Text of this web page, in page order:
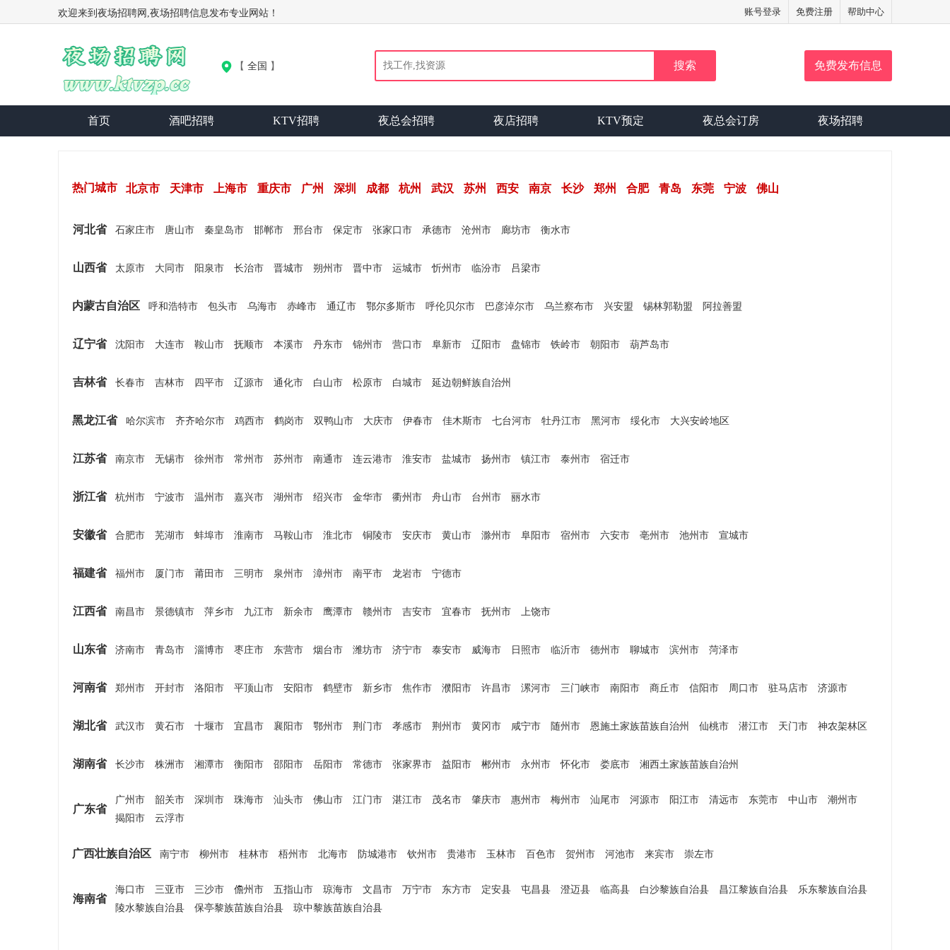
欢迎来到夜场招聘网,夜场招聘信息发布专业网站！ 帮助中心
账号登录 免费注册
【 全国 】 免费发布信息
首页 酒吧招聘 KTV招聘 夜总会招聘 夜店招聘 KTV预定 夜总会订房 夜场招聘
热门城市 北京市 天津市 上海市 重庆市 广州 深圳 成都 杭州 武汉 苏州 西安 南京 长沙 郑州 合肥 青岛 东莞 宁波 佛山
河北省 石家庄市 唐山市 秦皇岛市 邯郸市 邢台市 保定市 张家口市 承德市 沧州市 廊坊市 衡水市
山西省 太原市 大同市 阳泉市 长治市 晋城市 朔州市 晋中市 运城市 忻州市 临汾市 吕梁市
内蒙古自治区 呼和浩特市 包头市 乌海市 赤峰市 通辽市 鄂尔多斯市 呼伦贝尔市 巴彦淖尔市 乌兰察布市 兴安盟 锡林郭勒盟 阿拉善盟
辽宁省 沈阳市 大连市 鞍山市 抚顺市 本溪市 丹东市 锦州市 营口市 阜新市 辽阳市 盘锦市 铁岭市 朝阳市 葫芦岛市
吉林省 长春市 吉林市 四平市 辽源市 通化市 白山市 松原市 白城市 延边朝鲜族自治州
黑龙江省 哈尔滨市 齐齐哈尔市 鸡西市 鹤岗市 双鸭山市 大庆市 伊春市 佳木斯市 七台河市 牡丹江市 黑河市 绥化市 大兴安岭地区
江苏省 南京市 无锡市 徐州市 常州市 苏州市 南通市 连云港市 淮安市 盐城市 扬州市 镇江市 泰州市 宿迁市
浙江省 杭州市 宁波市 温州市 嘉兴市 湖州市 绍兴市 金华市 衢州市 舟山市 台州市 丽水市
安徽省 合肥市 芜湖市 蚌埠市 淮南市 马鞍山市 淮北市 铜陵市 安庆市 黄山市 滁州市 阜阳市 宿州市 六安市 亳州市 池州市 宣城市
福建省 福州市 厦门市 莆田市 三明市 泉州市 漳州市 南平市 龙岩市 宁德市
江西省 南昌市 景德镇市 萍乡市 九江市 新余市 鹰潭市 赣州市 吉安市 宜春市 抚州市 上饶市
山东省 济南市 青岛市 淄博市 枣庄市 东营市 烟台市 潍坊市 济宁市 泰安市 威海市 日照市 临沂市 德州市 聊城市 滨州市 菏泽市
河南省 郑州市 开封市 洛阳市 平顶山市 安阳市 鹤壁市 新乡市 焦作市 濮阳市 许昌市 漯河市 三门峡市 南阳市 商丘市 信阳市 周口市 驻马店市 济源市
湖北省 武汉市 黄石市 十堰市 宜昌市 襄阳市 鄂州市 荆门市 孝感市 荆州市 黄冈市 咸宁市 随州市 恩施土家族苗族自治州 仙桃市 潜江市 天门市 神农架林区
湖南省 长沙市 株洲市 湘潭市 衡阳市 邵阳市 岳阳市 常德市 张家界市 益阳市 郴州市 永州市 怀化市 娄底市 湘西土家族苗族自治州
广东省
广州市 韶关市 深圳市 珠海市 汕头市 佛山市 江门市 湛江市 茂名市 肇庆市 惠州市 梅州市 汕尾市 河源市 阳江市 清远市 东莞市 中山市
潮州市
揭阳市
云浮市
广西壮族自治区 南宁市 柳州市 桂林市 梧州市 北海市 防城港市 钦州市 贵港市 玉林市 百色市 贺州市 河池市 来宾市 崇左市
海南省
海口市 三亚市 三沙市 儋州市 五指山市 琼海市 文昌市 万宁市 东方市 定安县 屯昌县 澄迈县 临高县 白沙黎族自治县 昌江黎族自治县
乐东黎族自治县
陵水黎族自治县
保亭黎族苗族自治县 琼中黎族苗族自治县